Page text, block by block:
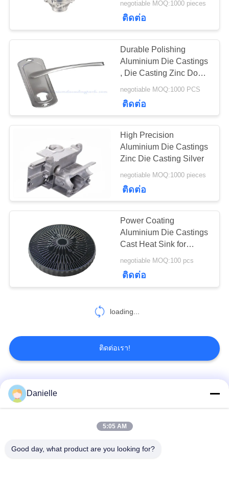
negotiable MOQ:1000 pieces
ติดต่อ
Durable Polishing
Aluminium Die Castings
, Die Casting Zinc Door
Handle
negotiable MOQ:1000 PCS
ติดต่อ
High Precision
Aluminium Die Castings
Zinc Die Casting Silver
negotiable MOQ:1000 pieces
ติดต่อ
Power Coating
Aluminium Die Castings
Cast Heat Sink for
Computer
negotiable MOQ:100 pcs
ติดต่อ
negotiable MOQ:1000 pieces
ติดต่อ
negotiable MOQ:2000 pcs
ติดต่อ
Danielle
5:05 AM
Good day, what product are you looking for?